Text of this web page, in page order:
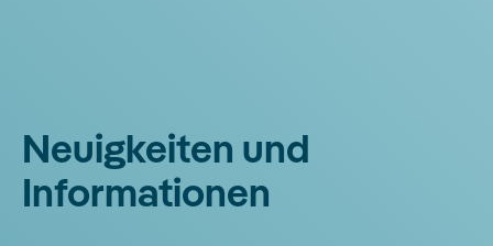
Neuigkeiten und
Informationen